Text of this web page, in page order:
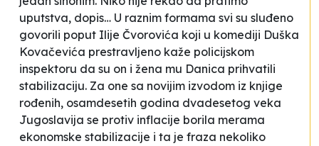
uputstva, dopis… U raznim formama svi su sluđeno
govorili poput Ilije Čvorovića koji u komediji Duška
Kovačevića prestravljeno kaže policijskom
inspektoru da su on i žena mu Danica prihvatili
stabilizaciju. Za one sa novijim izvodom iz knjige
rođenih, osamdesetih godina dvadesetog veka
Jugoslavija se protiv inflacije borila merama
ekonomske stabilizacije i ta je fraza nekoliko